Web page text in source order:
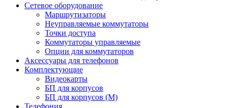
Сетевое оборудование
Маршрутизаторы
Неуправляемые коммутаторы
Точки доступа
Коммутаторы управляемые
Опции для коммутаторов
Аксессуары для телефонов
Комплектующие
Видеокарты
БП для корпусов
БП для корпусов (М)
Телефония